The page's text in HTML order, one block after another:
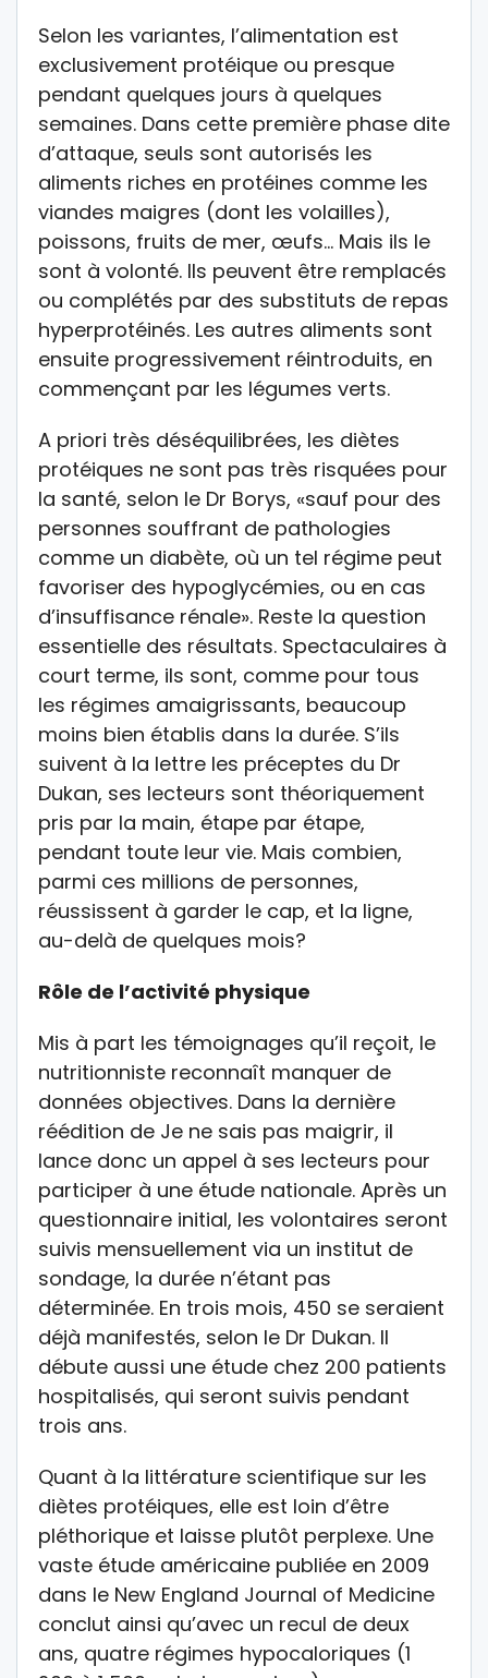
Selon les variantes, l’alimentation est
exclusivement protéique ou presque
pendant quelques jours à quelques
semaines. Dans cette première phase dite
d’attaque, seuls sont autorisés les
aliments riches en protéines comme les
viandes maigres (dont les volailles),
poissons, fruits de mer, œufs… Mais ils le
sont à volonté. Ils peuvent être remplacés
ou complétés par des substituts de repas
hyperprotéinés. Les autres aliments sont
ensuite progressivement réintroduits, en
commençant par les légumes verts.
A priori très déséquilibrées, les diètes
protéiques ne sont pas très risquées pour
la santé, selon le Dr Borys, «sauf pour des
personnes souffrant de pathologies
comme un diabète, où un tel régime peut
favoriser des hypoglycémies, ou en cas
d’insuffisance rénale». Reste la question
essentielle des résultats. Spectaculaires à
court terme, ils sont, comme pour tous
les régimes amaigrissants, beaucoup
moins bien établis dans la durée. S’ils
suivent à la lettre les préceptes du Dr
Dukan, ses lecteurs sont théoriquement
pris par la main, étape par étape,
pendant toute leur vie. Mais combien,
parmi ces millions de personnes,
réussissent à garder le cap, et la ligne,
au-delà de quelques mois?
Rôle de l’activité physique
Mis à part les témoignages qu’il reçoit, le
nutritionniste reconnaît manquer de
données objectives. Dans la dernière
réédition de Je ne sais pas maigrir, il
lance donc un appel à ses lecteurs pour
participer à une étude nationale. Après un
questionnaire initial, les volontaires seront
suivis mensuellement via un institut de
sondage, la durée n’étant pas
déterminée. En trois mois, 450 se seraient
déjà manifestés, selon le Dr Dukan. Il
débute aussi une étude chez 200 patients
hospitalisés, qui seront suivis pendant
trois ans.
Quant à la littérature scientifique sur les
diètes protéiques, elle est loin d’être
pléthorique et laisse plutôt perplexe. Une
vaste étude américaine publiée en 2009
dans le New England Journal of Medicine
conclut ainsi qu’avec un recul de deux
ans, quatre régimes hypocaloriques (1